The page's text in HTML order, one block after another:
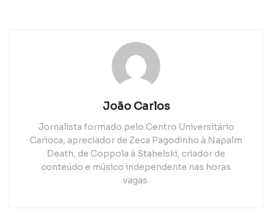
João Carlos
Jornalista formado pelo Centro Universitário
Carioca, apreciador de Zeca Pagodinho à Napalm
Death, de Coppola à Stahelski, criador de
conteúdo e músico independente nas horas
vagas.